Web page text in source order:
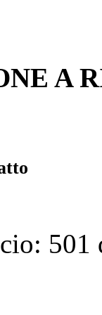
A
501